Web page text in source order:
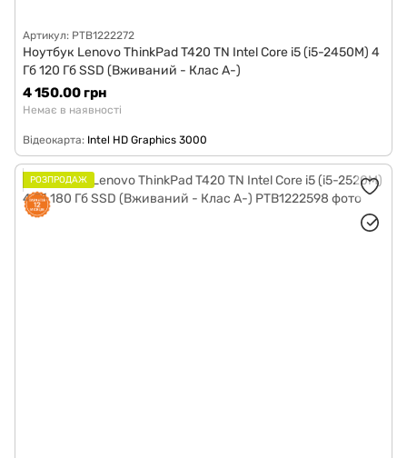
Артикул: PTB1222272
Ноутбук Lenovo ThinkPad T420 TN Intel Core i5 (i5-2450M) 4
Гб 120 Гб SSD (Вживаний - Клас A-)
4 150.00 грн
Немає в наявності
Відеокарта Intel HD Graphics 3000
РОЗПРОДАЖ